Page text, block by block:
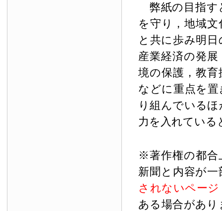
弊紙の目指す
を守り，地域
と共に歩み明
産業経済の発
境の保護，教
などに重点を
り組んでいる
力を入れている
※著作権の都合
新聞と内容が
されないペー
ある場合があ